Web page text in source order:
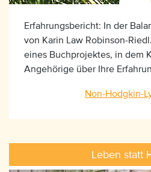
Erfahrungsbericht: In der
von Karin Law Robinson-
eines Buchprojektes, in dem
Angehörige über Ihre
Non-Hodgkin-
Leben statt